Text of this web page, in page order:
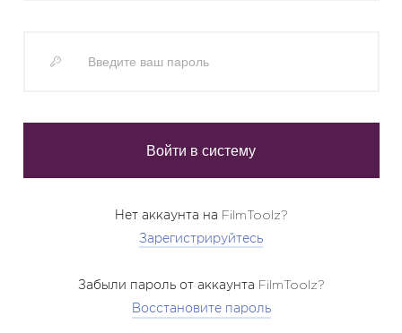
Нет аккаунта на FilmToolz?
Зарегистрируйтесь
Забыли пароль от аккаунта FilmToolz?
Восстановите пароль